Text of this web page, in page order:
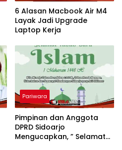
6 Alasan Macbook Air M4
Layak Jadi Upgrade
Laptop Kerja
Pariwara
Pimpinan dan Anggota
DPRD Sidoarjo
Mengucapkan, ” Selamat